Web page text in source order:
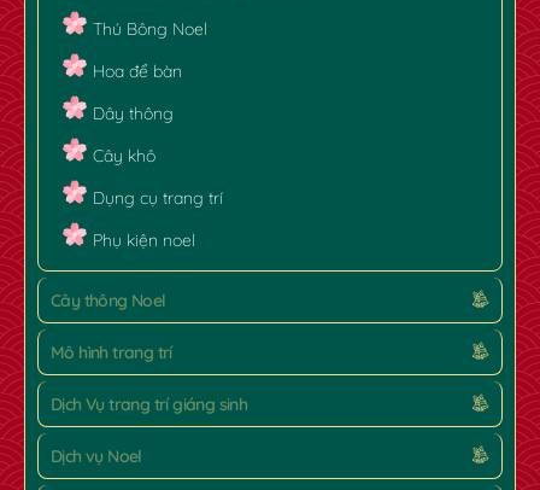
Thú Bông Noel
Hoa để bàn
Dây thông
Cây khô
Dụng cụ trang trí
Phụ kiện noel
Cây thông Noel
Mô hình trang trí
Dịch Vụ trang trí giáng sinh
Dịch vụ Noel